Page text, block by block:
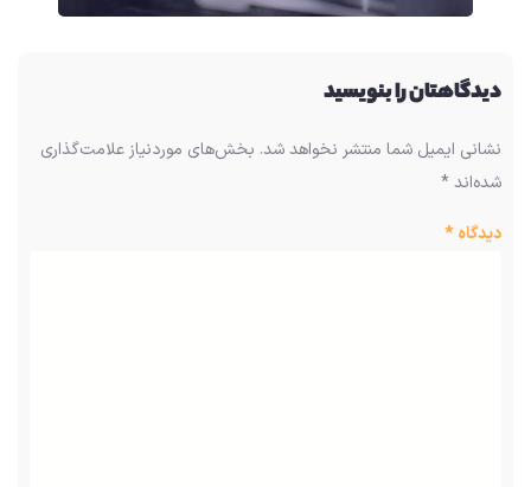
دیدگاهتان را بنویسید
نشانی ایمیل شما منتشر نخواهد شد. بخش‌های موردنیاز علامت‌گذاری
شده‌اند*
دیدگاه *